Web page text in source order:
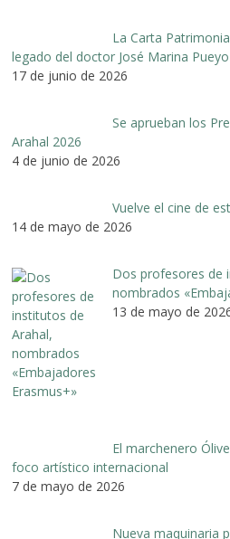
La Carta
legado del doctor José Marina Pueyo
17 de junio de 2026
Se aprueban los
Arahal 2026
4 de junio de 2026
Vuelve el cine de
14 de mayo de 2026
Dos profesores de
nombrados
13 de mayo de
El marchenero
foco artístico internacional
7 de mayo de 2026
Nueva maquinaria